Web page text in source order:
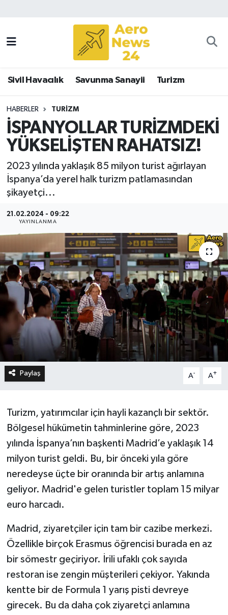
Sivil Havacılık Savunma Sanayii Turizm
HABERLER TURIZM
İSPANYOLLAR TURİZMDEKİ
YÜKSELİŞTEN RAHATSIZ!
2023 yılında yaklaşık 85 milyon turist ağırlayan
İspanya’da yerel halk turizm patlamasından
şikayetçi...
21.02.2024 - 09:22
YAYINLANMA
Paylaş A- A+
Turizm, yatırımcılar için hayli kazançlı bir sektör.
Bölgesel hükümetin tahminlerine göre, 2023
yılında İspanya’nın başkenti Madrid’e yaklaşık 14
milyon turist geldi. Bu, bir önceki yıla göre
neredeyse üçte bir oranında bir artış anlamına
geliyor. Madrid'e gelen turistler toplam 15 milyar
euro harcadı.
Madrid, ziyaretçiler için tam bir cazibe merkezi.
Özellikle birçok Erasmus öğrencisi burada en az
bir sömestr geçiriyor. İrili ufaklı çok sayıda
restoran ise zengin müşterileri çekiyor. Yakında
kentte bir de Formula 1 yarış pisti devreye
girecek. Bu da daha çok ziyaretçi anlamına